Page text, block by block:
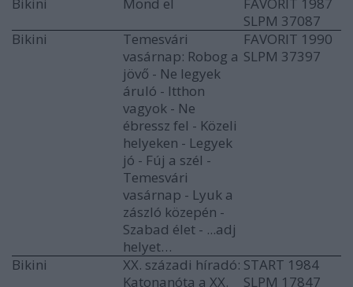
SLPM 37087
Bikini
Temesvári
vasárnap: Robog a
jövő - Ne legyek
áruló - Itthon
vagyok - Ne
ébressz fel - Közeli
helyeken - Legyek
jó - Fúj a szél -
Temesvári
vasárnap - Lyuk a
zászló közepén -
Szabad élet - ...adj
helyet…
FAVORIT 1990
SLPM 37397
Bikini
XX. századi híradó:
Katonanóta a XX.
START 1984
SLPM 17847